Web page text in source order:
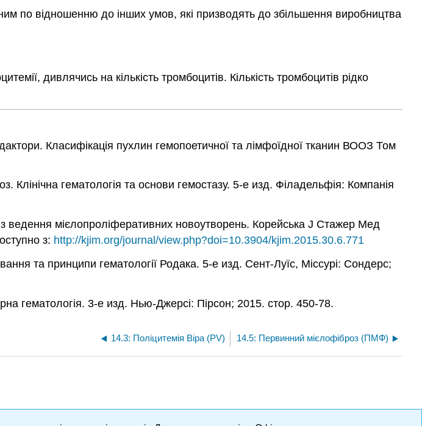
по відношенню до інших умов, які призводять до збільшення виробництва
дивлячись на кількість тромбоцитів. Кількість тромбоцитів рідко
Класифікація пухлин гемопоетичної та лімфоїдної тканин ВООЗ Том
Клінічна гематологія та основи гемостазу. 5-е изд. Філадельфія: Компанія
ведення мієлопроліферативних новоутворень. Корейська J Стажер Мед
з: http://kjim.org/journal/view.php?doi=10.3904/kjim.2015.30.6.771
та принципи гематології Родака. 5-е изд. Сент-Луїс, Міссурі: Сондерс;
гематологія. 3-е изд. Нью-Джерсі: Пірсон; 2015. стор. 450-78.
14.3: Поліцитемія Віра (PV) 14.5: Первинний мієлофіброз (ПМФ)